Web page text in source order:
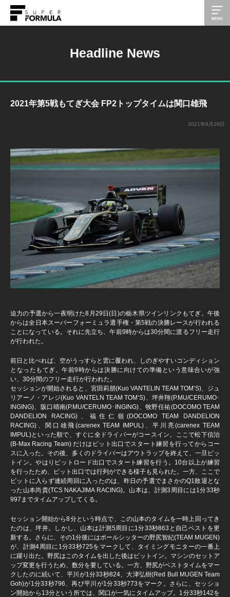
Headline News
2021年第5戦もてぎ大会 FP2トップタイムは関口雄飛
2021年8月29日
迫力の予選から一夜明けた8月29日(日)の栃木県ツインリンクもてぎ。午後
からは全日本スーパーフォーミュラ選手権・第5戦の決勝レースが行われる
ことになっている。それに先立ち、午前9時からは30分間に渡るフリー走行
が行われた。
前日と比べれば、空がうっすらと雲に覆われ、しのぎやすいコンディション
となったもてぎ。午前9時からは決勝に向けての準備という意味合いが強
い、30分間のフリー走行が行われた。
セッションが開始されると、宮田莉朋(Kuo VANTELIN TEAM TOM’S)、ジュ
リアーノ・アレジ(Kuo VANTELN TEAM TOM’S)、坪井翔(P.MU/CERUMO･
INGING)、阪口晴南(P.MU/CERUMO･INGING)、牧野任祐(DOCOMO TEAM
DANDELION RACING)、福住仁嶺(DOCOMO TEAM DANDELION
RACING)、関口雄飛(carenex TEAM IMPUL)、平川亮(carenex TEAM
IMPUL)といった順で、すぐに全ドライバーがコースイン。ここで松下信治
(B-Max Racing Team) だけはピット出口でスタート練習を行ってからコー
スに入った。その後、多くのドライバーはアウトラップを終えて、一旦ピッ
トイン。やはりピットロード出口でスタート練習を行う。10台以上が練習
を行ったため、ピット出口では行列ができる様子も見られた。一方、ここで
ピットに入らず連続周回に入ったのは、昨日の予選でまさかのQ1敗退とな
った山本尚貴(TCS NAKAJIMA RACING)。山本は、計測3周目には1分33秒
997までタイムアップしてくる。
セッション開始から8分という時点で、この山本のタイムを一時上回ってき
たのは、坪井。しかし、山本は計測5周目に1分33秒863と自己ベストを更
新する。さらに、その1分後にはポールシッターの野尻智紀(TEAM MUGEN)
が、計測4周目に1分33秒725をマークして、タイミングモニターの一番上
に躍り出た。野尻はこのタイムを出した後はピットイン。マシンのセットア
ップ変更を行うため、数分を要している。一方、野尻がベストタイムをマー
クしたのに続いて、平川が1分33秒824、大津弘樹(Red Bull MUGEN Team
Goh)が1分33秒796、再び平川が1分33秒773をマーク。さらに、セッショ
ン開始から13分という所では、関口が一気にタイムアップ。1分33秒142を